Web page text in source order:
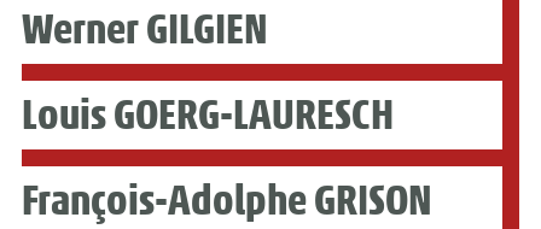
Werner GILGIEN
Louis GOERG-LAURESCH
François-Adolphe GRISON